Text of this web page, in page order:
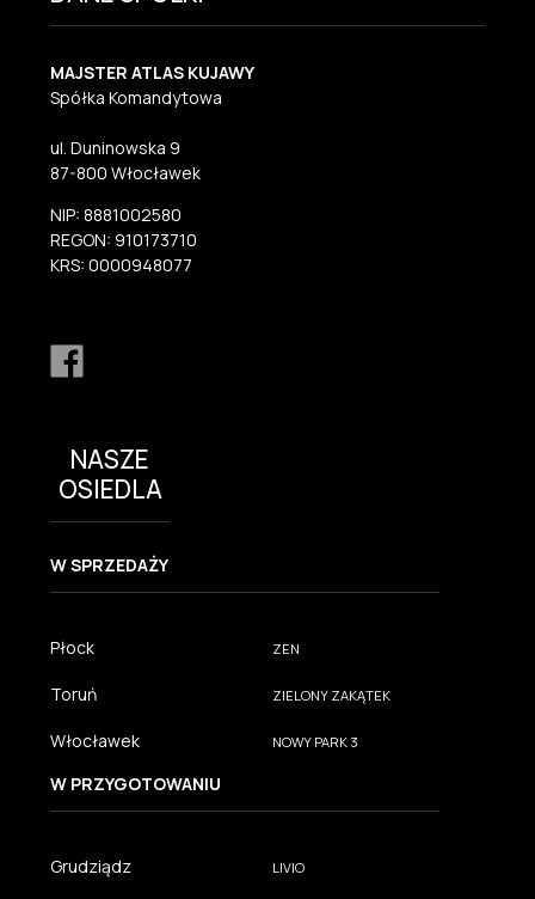
MAJSTER ATLAS KUJAWY
Spółka Komandytowa
ul. Duninowska 9
87-800 Włocławek
NIP: 8881002580
REGON: 910173710
KRS: 0000948077
NASZE
OSIEDLA
W SPRZEDAŻY
Płock ZEN
Toruń ZIELONY ZAKĄTEK
Włocławek NOWY PARK 3
W PRZYGOTOWANIU
Grudziądz LIVIO